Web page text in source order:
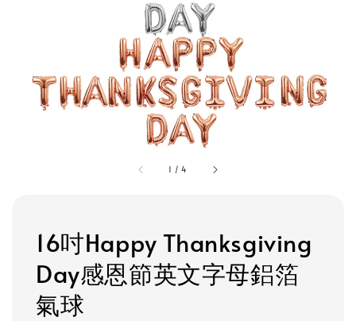
1 /4
16吋Happy Thanksgiving
Day感恩節英文字母鋁箔
氣球